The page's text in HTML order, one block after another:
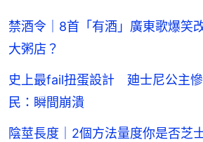
禁酒令｜8首「有酒」廣東歌爆笑
大粥店？
史上最fail扭蛋設計 廸士尼公主
民：瞬間崩潰
陰莖長度｜2個方法量度你是否